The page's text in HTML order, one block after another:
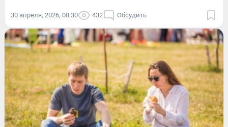
30 апреля, 2026, 08:30 432 Обсудить